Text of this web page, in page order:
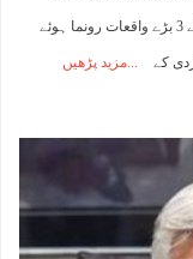
دنوں کے دوران پشاور اور ضلع خیبر میں دہشتگردی کے 3 بڑے واقعات رونما ہوئے
کے مزید پڑھیں